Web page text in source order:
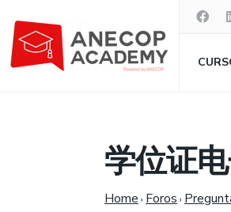
学位证
Home › Foros ›